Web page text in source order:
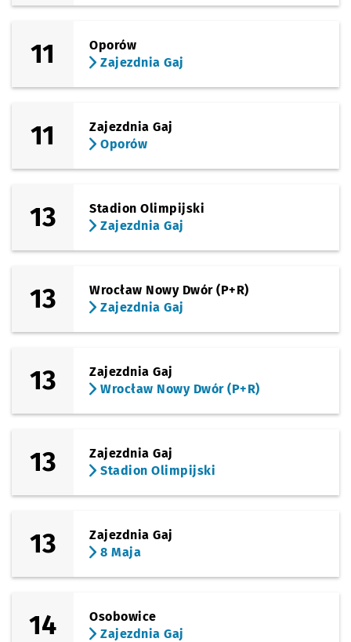
11
Oporów
Zajezdnia Gaj
11
Zajezdnia Gaj
Oporów
13
Stadion Olimpijski
Zajezdnia Gaj
13
Wrocław Nowy Dwór (P+R)
Zajezdnia Gaj
13
Zajezdnia Gaj
Wrocław Nowy Dwór (P+R)
13
Zajezdnia Gaj
Stadion Olimpijski
13
Zajezdnia Gaj
8 Maja
14
Osobowice
Zajezdnia Gaj